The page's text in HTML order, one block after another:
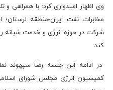
وی اظهار امیدواری کرد: با همراهی
مخابرات نفت ایران-منطقه
شرکت در حوزه انرژی و خدمت شبانه
کند.
در ادامه این جلسه رضا سپهوند
کمیسیون انرژی مجلس شورای